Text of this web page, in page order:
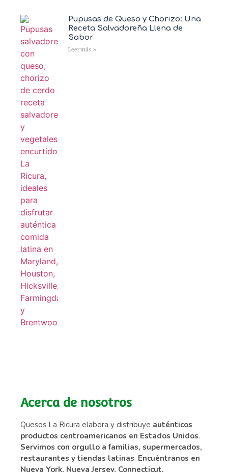
Pupusas de Queso y Chorizo: Una
Receta Salvadoreña Llena de
Sabor
Leer más »
Acerca de nosotros
Quesos La Ricura elabora y distribuye auténticos
productos centroamericanos en Estados Unidos.
Servimos con orgullo a familias, supermercados,
restaurantes y tiendas latinas. Encuéntranos en
Nueva York, Nueva Jersey, Connecticut,